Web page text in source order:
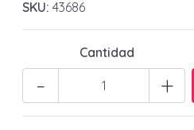
SKU: 43686
Cantidad
+
-